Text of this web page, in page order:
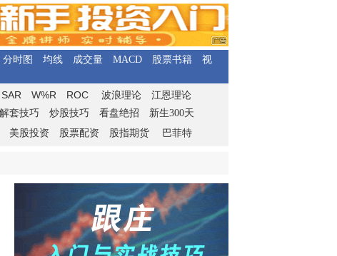
分时图 均线 成交量 MACD 股票书籍
视
SAR W%R ROC 波浪理论
江恩理论
解套技巧 炒股技巧 看盘绝招
新生300天
美股投资 股票配资 股指期货 巴菲特